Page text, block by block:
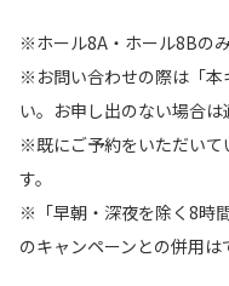
※ホール8A・ホール8Bの
※お問い合わせの際は「本
い。お申し出のない場合は
※既にご予約をいただいて
す。
※「早朝・深夜を除く8時
のキャンペーンとの併用は